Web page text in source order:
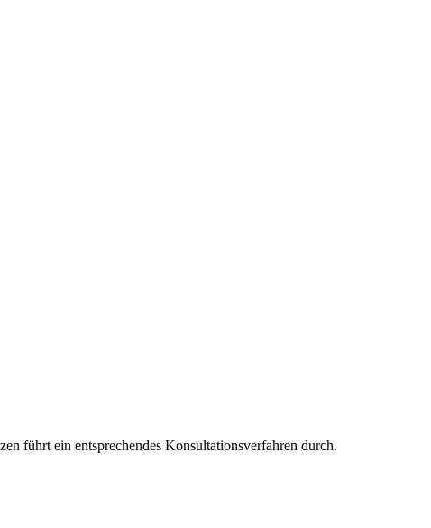
führt ein entsprechendes Konsultationsverfahren durch.